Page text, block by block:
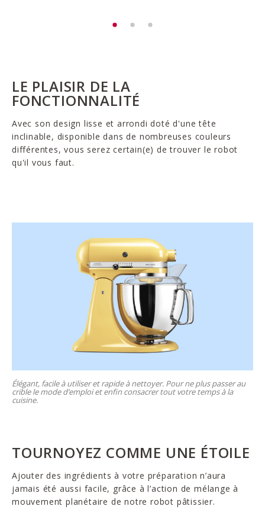
LE PLAISIR DE LA
FONCTIONNALITÉ
Avec son design lisse et arrondi doté d'une tête
inclinable, disponible dans de nombreuses couleurs
différentes, vous serez certain(e) de trouver le robot
qu'il vous faut.
Élégant, facile à utiliser et rapide à nettoyer. Pour ne plus passer au
crible le mode d’emploi et enfin consacrer tout votre temps à la
cuisine.
TOURNOYEZ COMME UNE ÉTOILE
Ajouter des ingrédients à votre préparation n’aura
jamais été aussi facile, grâce à l’action de mélange à
mouvement planétaire de notre robot pâtissier.